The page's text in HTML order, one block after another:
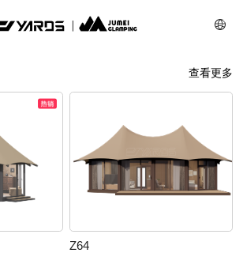
查看更多
Z64